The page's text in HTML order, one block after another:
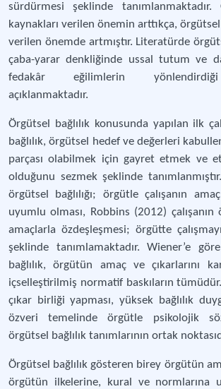
sürdürmesi şeklinde tanımlanmaktadır.
kaynakları verilen önemin arttıkça, örgütsel
verilen önemde artmıştır. Literatürde
çaba-yarar denkliğinde ussal tutum ve
fedakâr eğilimlerin yönlendirdiği
açıklanmaktadır.
Örgütsel bağlılık konusunda yapılan ilk
bağlılık, örgütsel hedef ve değerleri
parçası olabilmek için gayret etmek ve
olduğunu sezmek şeklinde
örgütsel bağlılığı; örgütle çalışanın
uyumlu olması, Robbins (2012)
amaçlarla özdeşleşmesi; örgütte
şeklinde tanımlamaktadır. Wiener’e
bağlılık, örgütün amaç ve çıkarlarını
içselleştirilmiş normatif baskıların
çıkar birliği yapması, yüksek bağlılık
özveri temelinde örgütle psikolojik
örgütsel bağlılık tanımlarının ortak
Örgütsel bağlılık gösteren birey örgütün
örgütün ilkelerine, kural ve normlarına